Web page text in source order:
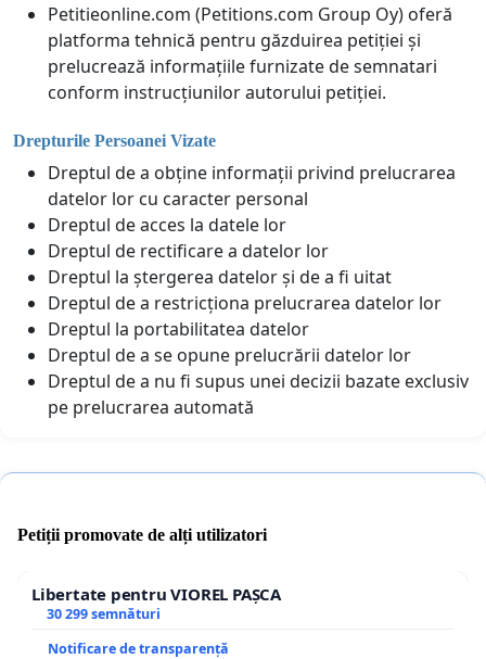
Petitieonline.com (Petitions.com Group Oy) oferă
platforma tehnică pentru găzduirea petiției și
prelucrează informațiile furnizate de semnatari
conform instrucțiunilor autorului petiției.
Drepturile Persoanei Vizate
Dreptul de a obține informații privind prelucrarea
datelor lor cu caracter personal
Dreptul de acces la datele lor
Dreptul de rectificare a datelor lor
Dreptul la ștergerea datelor și de a fi uitat
Dreptul de a restricționa prelucrarea datelor lor
Dreptul la portabilitatea datelor
Dreptul de a se opune prelucrării datelor lor
Dreptul de a nu fi supus unei decizii bazate exclusiv
pe prelucrarea automată
Petiții promovate de alți utilizatori
Libertate pentru VIOREL PAȘCA
30 299 semnături
Notificare de transparență